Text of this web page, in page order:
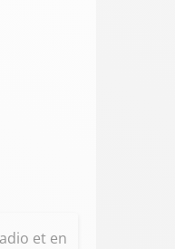
et en